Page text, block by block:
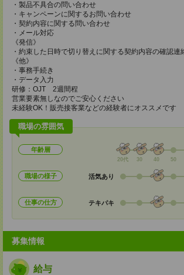
・製品不具合の問い合わせ
・キャンペーンに関するお問い合わせ
・契約内容に関する問い合わせ
・メール対応
《発信》
・約束した日時で切り替えに関する契約内容の確認連
《他》
・事務手続き
・データ入力
研修：OJT 2週間程
営業要素無しなのでご安心ください
未経験OK！販売接客業などの経験者にオススメです
職場の雰囲気
年齢層
20代 30 40 50
職場の様子 活気あり
仕事の仕方 テキパキ
募集情報
給与